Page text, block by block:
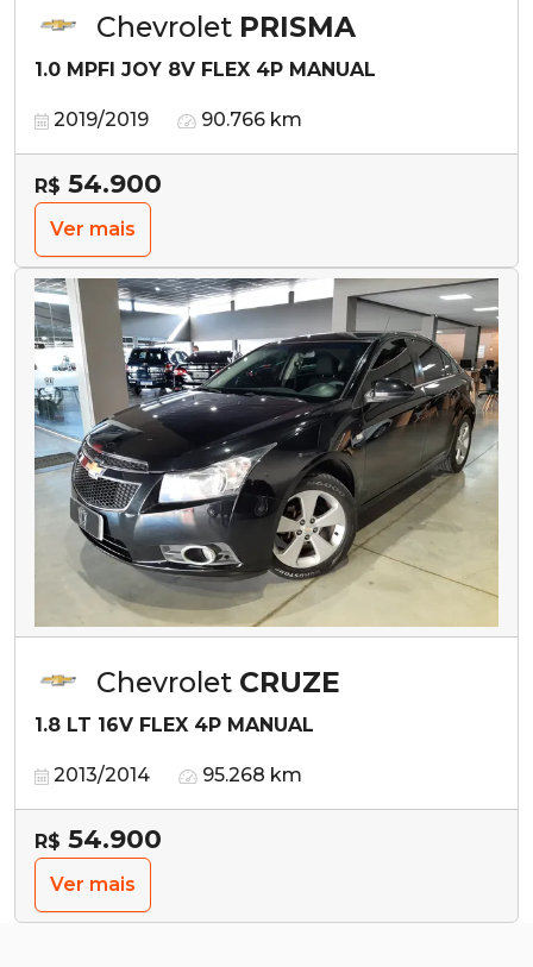
Chevrolet PRISMA
1.0 MPFI JOY 8V FLEX 4P MANUAL
2019/2019 90.766 km
R$ 54.900
Ver mais
Chevrolet CRUZE
1.8 LT 16V FLEX 4P MANUAL
2013/2014 95.268 km
R$ 54.900
Ver mais